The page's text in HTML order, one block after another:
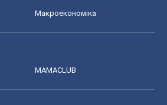
Макроекономіка
MAMACLUB